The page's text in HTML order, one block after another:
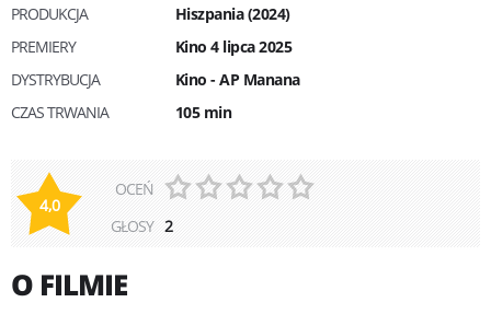
PRODUKCJA
Hiszpania (2024)
PREMIERY
Kino 4 lipca 2025
DYSTRYBUCJA
Kino - AP Manana
CZAS TRWANIA
105 min
4,0
OCEŃ
GŁOSY 2
O FILMIE